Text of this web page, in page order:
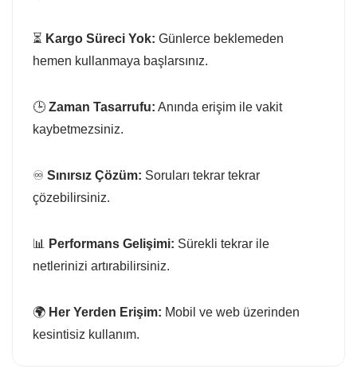
⏳ Kargo Süreci Yok: Günlerce beklemeden
hemen kullanmaya başlarsınız.
🕒 Zaman Tasarrufu: Anında erişim ile vakit
kaybetmezsiniz.
♾️ Sınırsız Çözüm: Soruları tekrar tekrar
çözebilirsiniz.
📊 Performans Gelişimi: Sürekli tekrar ile
netlerinizi artırabilirsiniz.
🌍 Her Yerden Erişim: Mobil ve web üzerinden
kesintisiz kullanım.